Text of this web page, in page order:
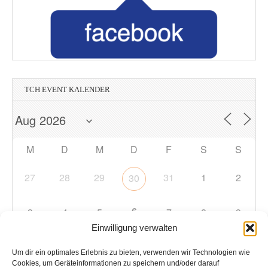
Einwilligung verwalten
Um dir ein optimales Erlebnis zu bieten, verwenden wir Technologien wie
Cookies, um Geräteinformationen zu speichern und/oder darauf
TCH EVENT KALENDER
M D M D F S S
27 28 29 30 31 1 2
3 4 5 6 7 8 9
10 11 12 13 14 15